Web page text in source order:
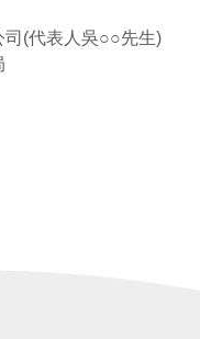
司(代表人吳○○先生)